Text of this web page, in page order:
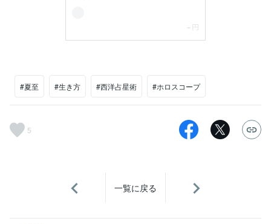
#夏至 #生き方 #西洋占星術 #ホロスコープ
5
一覧に戻る